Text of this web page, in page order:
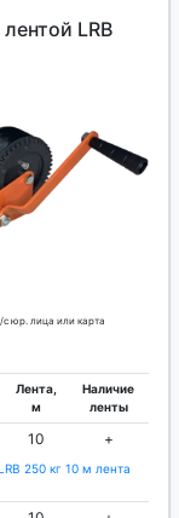
LRB
с юр. лица или карта
Лента,
м
Наличие
ленты
10 +
250 кг 10 м лента